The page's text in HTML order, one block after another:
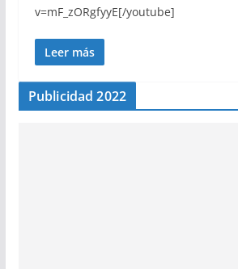
v=mF_zORgfyyE[/youtube]
Leer más
Publicidad 2022